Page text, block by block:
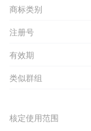
商标类别
注册号
有效期
类似群组
核定使用范围